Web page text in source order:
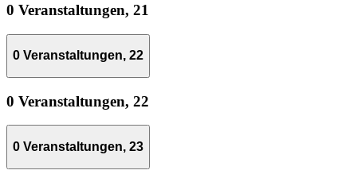
0 Veranstaltungen, 21
0 Veranstaltungen, 22
0 Veranstaltungen, 22
0 Veranstaltungen, 23